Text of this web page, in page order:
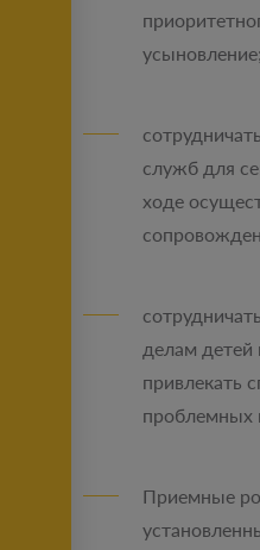
усыновление;
служб для
ходе
делам
привлекать
проблемных
Приемные